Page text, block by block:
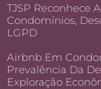
TJSP Reconhece
Condomínios,
LGPD
Airbnb Em
Prevalência Da
Exploração